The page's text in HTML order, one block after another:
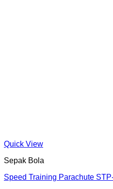
Quick View
Sepak Bola
Speed Training Parachute